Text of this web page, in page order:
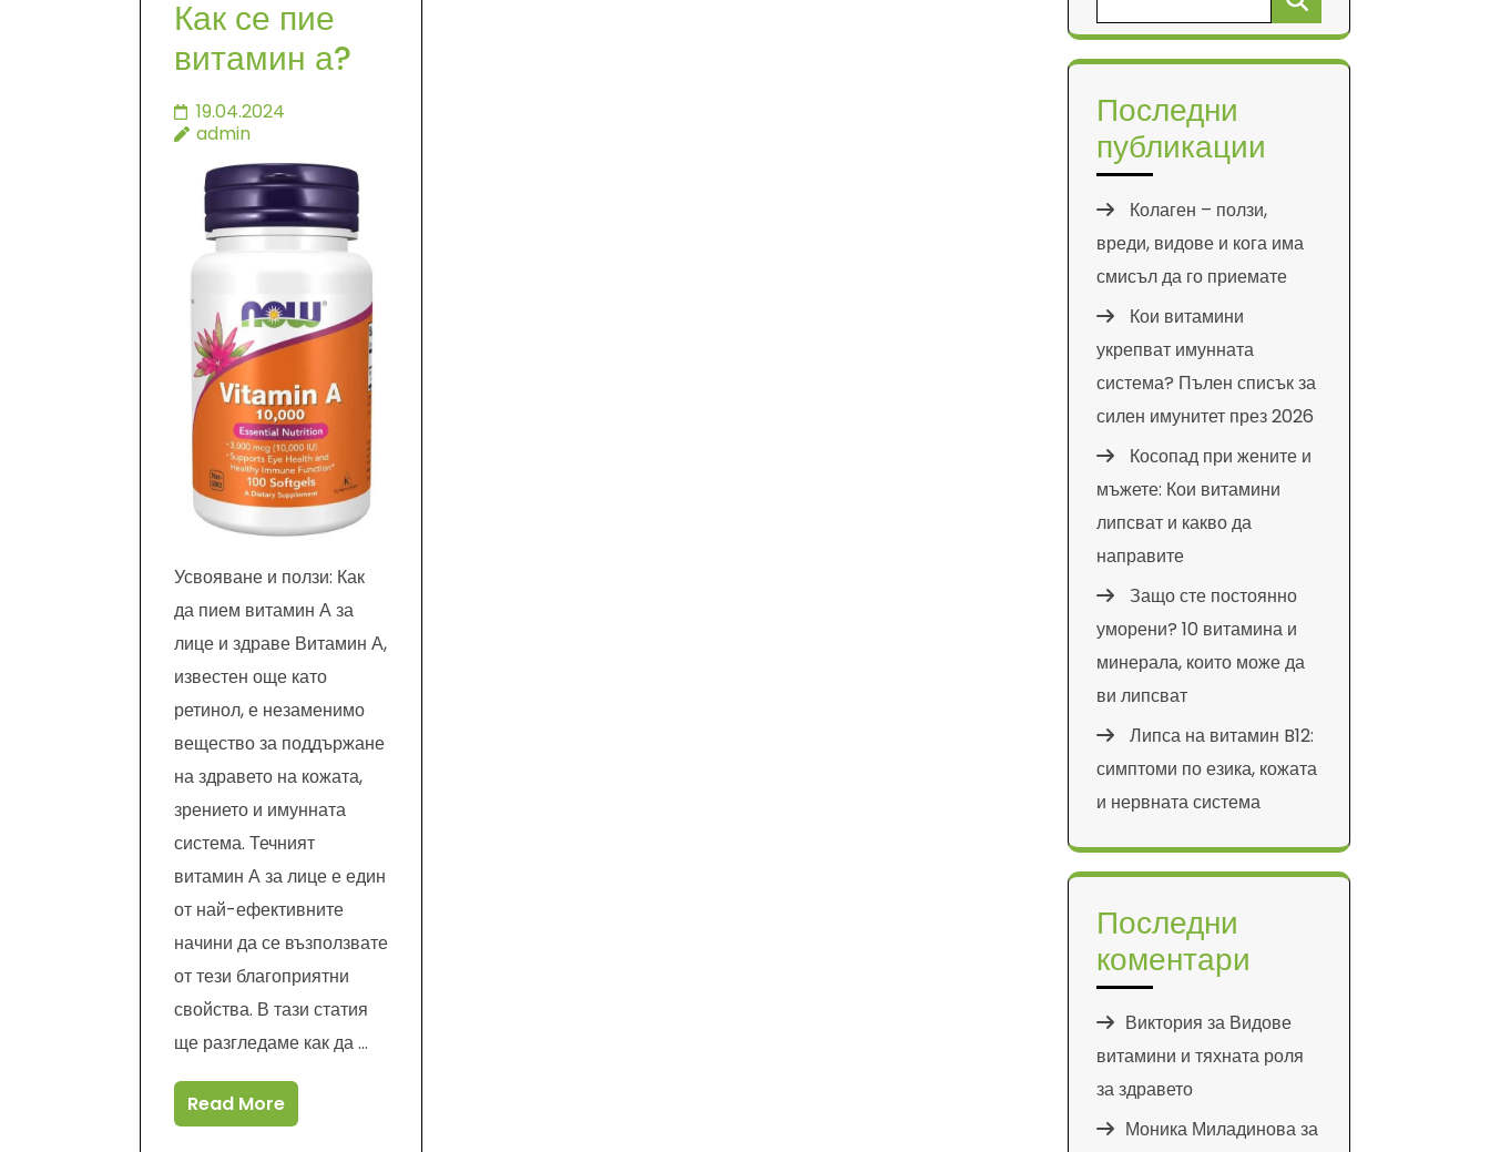
Как се пие
витамин а?
19.04.2024
admin
Усвояване и ползи: Как
да пием витамин А за
лице и здраве Витамин А,
известен още като
ретинол, е незаменимо
вещество за поддържане
на здравето на кожата,
зрението и имунната
система. Течният
витамин А за лице е един
от най-ефективните
начини да се възползвате
от тези благоприятни
свойства. В тази статия
ще разгледаме как да …
Read More
за:
Последни
публикации
Колаген – ползи,
вреди, видове и кога има
смисъл да го приемате
Кои витамини
укрепват имунната
система? Пълен списък за
силен имунитет през 2026
Косопад при жените и
мъжете: Кои витамини
липсват и какво да
направите
Защо сте постоянно
уморени? 10 витамина и
минерала, които може да
ви липсват
Липса на витамин B12:
симптоми по езика, кожата
и нервната система
Последни
коментари
Виктория за Видове
витамини и тяхната роля
за здравето
Моника Миладиноваза